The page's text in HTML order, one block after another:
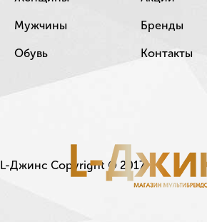
Мужчины
Обувь
Бренды
Контакты
L-Джинс Copyright © 2017.